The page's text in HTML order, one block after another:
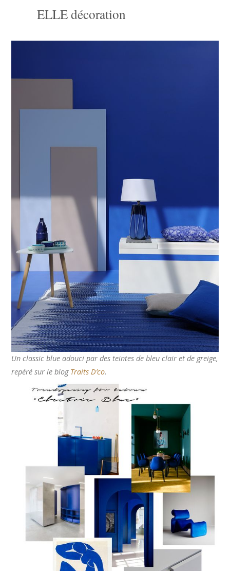
ELLE décoration
Un classic blue adouci par des teintes de bleu clair et de greige,
repéré sur le blog Traits D’co.